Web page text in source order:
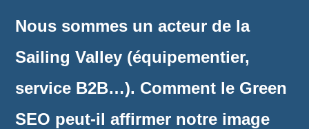
Nous sommes un acteur de la
Sailing Valley (équipementier,
service B2B…). Comment le Green
SEO peut-il affirmer notre image